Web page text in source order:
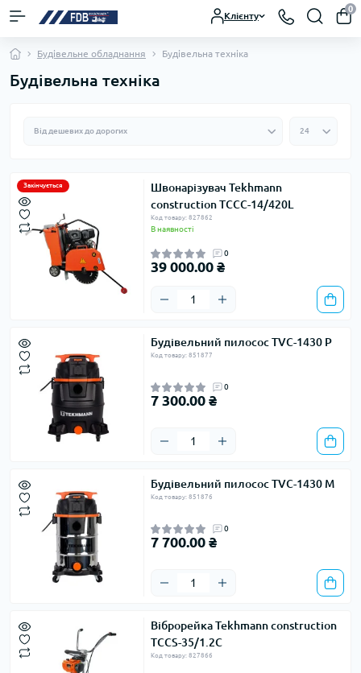
Клієнту
0
Будівельне обладнання Будівельна техніка
Будівельна техніка
Закінчується
Швонарізувач Tekhmann
construction TCCC-14/420L
Код товару: 827862
В наявності
0
39 000.00 ₴
Будівельний пилосос TVC-1430 Р
Код товару: 851877
0
7 300.00 ₴
Будівельний пилосос TVC-1430 M
Код товару: 851876
0
7 700.00 ₴
Віброрейка Tekhmann construction
TCCS-35/1.2C
Код товару: 827866